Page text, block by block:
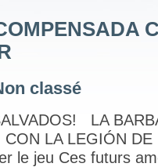
classé
LA
LA LEGIÓN
le jeu Ces futurs